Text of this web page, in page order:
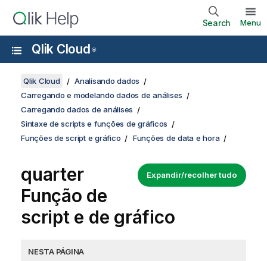
Search Menu
Qlik Cloud ®
Qlik Cloud
Analisando dados
Carregando e modelando dados de análises
Carregando dados de análises
Sintaxe de scripts e funções de gráficos
Funções de script e gráfico
Funções de data e hora
Expandir/recolher tudo
quarter
Função de
script e de gráfico
NESTA PÁGINA